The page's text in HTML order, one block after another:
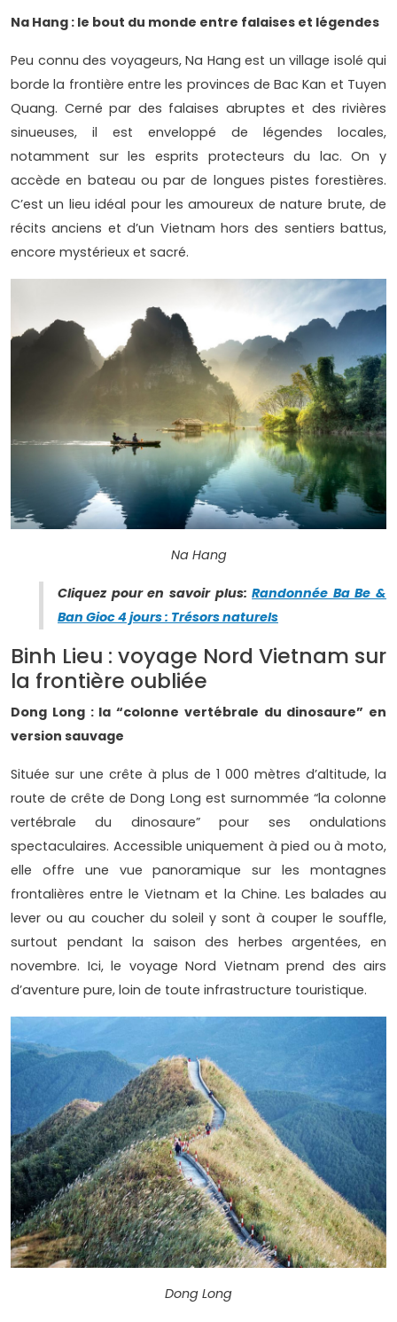
Na Hang : le bout du monde entre falaises et légendes
Peu connu des voyageurs, Na Hang est un village isolé qui
borde la frontière entre les provinces de Bac Kan et Tuyen
Quang. Cerné par des falaises abruptes et des rivières
sinueuses, il est enveloppé de légendes locales,
notamment sur les esprits protecteurs du lac. On y
accède en bateau ou par de longues pistes forestières.
C’est un lieu idéal pour les amoureux de nature brute, de
récits anciens et d’un Vietnam hors des sentiers battus,
encore mystérieux et sacré.
Na Hang
Cliquez pour en savoir plus:Randonnée Ba Be &
Ban Gioc 4 jours : Trésors naturels
Binh Lieu : voyage Nord Vietnam sur
la frontière oubliée
Dong Long : la “colonne vertébrale du dinosaure” en
version sauvage
Située sur une crête à plus de 1 000 mètres d’altitude, la
route de crête de Dong Long est surnommée “la colonne
vertébrale du dinosaure” pour ses ondulations
spectaculaires. Accessible uniquement à pied ou à moto,
elle offre une vue panoramique sur les montagnes
frontalières entre le Vietnam et la Chine. Les balades au
lever ou au coucher du soleil y sont à couper le souffle,
surtout pendant la saison des herbes argentées, en
novembre. Ici, le voyage Nord Vietnam prend des airs
d’aventure pure, loin de toute infrastructure touristique.
Dong Long